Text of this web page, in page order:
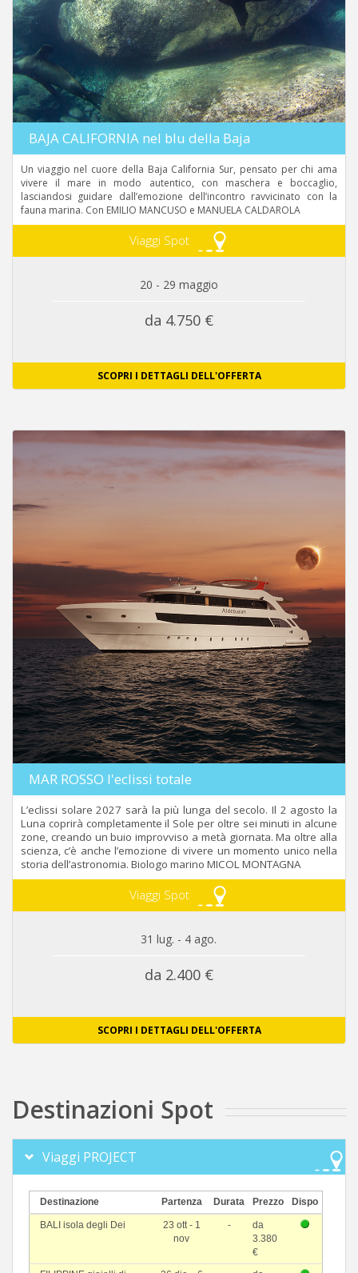
BAJA CALIFORNIA nel blu della Baja
Un viaggio nel cuore della Baja California Sur, pensato per chi ama
vivere il mare in modo autentico, con maschera e boccaglio,
lasciandosi guidare dall’emozione dell’incontro ravvicinato con la
fauna marina. Con EMILIO MANCUSO e MANUELA CALDAROLA
Viaggi Spot
20 - 29 maggio
da 4.750 €
SCOPRI I DETTAGLI DELL'OFFERTA
MAR ROSSO l'eclissi totale
L’eclissi solare 2027 sarà la più lunga del secolo. Il 2 agosto la
Luna coprirà completamente il Sole per oltre sei minuti in alcune
zone, creando un buio improvviso a metà giornata. Ma oltre alla
scienza, c’è anche l’emozione di vivere un momento unico nella
storia dell’astronomia. Biologo marino MICOL MONTAGNA
Viaggi Spot
31 lug. - 4 ago.
da 2.400 €
SCOPRI I DETTAGLI DELL'OFFERTA
Destinazioni Spot
Viaggi PROJECT
Destinazione Partenza Durata Prezzo Dispo
BALI isola degli Dei
23 ott - 1
nov
-
da
3.380
€